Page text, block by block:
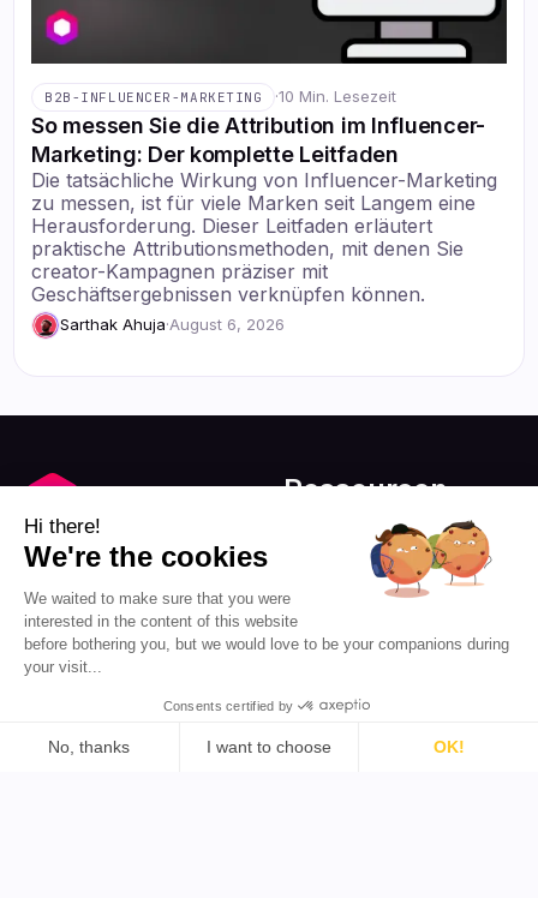
B2B-INFLUENCER-MARKETING ·10 Min. Lesezeit
So messen Sie die Attribution im Influencer-
Marketing: Der komplette Leitfaden
Die tatsächliche Wirkung von Influencer-Marketing
zu messen, ist für viele Marken seit Langem eine
Herausforderung. Dieser Leitfaden erläutert
praktische Attributionsmethoden, mit denen Sie
creator-Kampagnen präziser mit
Geschäftsergebnissen verknüpfen können.
Sarthak Ahuja·August 6, 2026
Influencer-Marketing für
alle demokratisieren.
Ressourcen
Partnerprogramm
Hi there!
We're the cookies
We waited to make sure that you were
interested in the content of this website
before bothering you, but we would love to be your companions during
your visit...
Consents certified by
No, thanks I want to choose
OK!